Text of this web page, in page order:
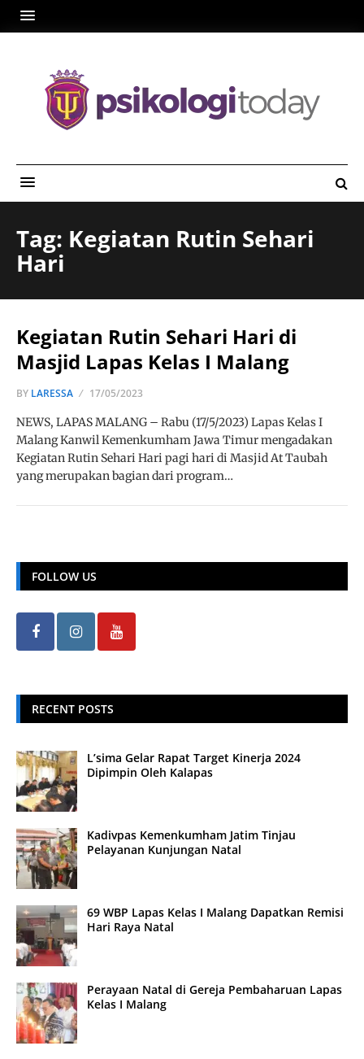
Tag: Kegiatan Rutin Sehari
Hari
Kegiatan Rutin Sehari Hari di
Masjid Lapas Kelas I Malang
BY LARESSA 17/05/2023
NEWS, LAPAS MALANG – Rabu (17/5/2023) Lapas Kelas I
Malang Kanwil Kemenkumham Jawa Timur mengadakan
Kegiatan Rutin Sehari Hari pagi hari di Masjid At Taubah
yang merupakan bagian dari program…
FOLLOW US
RECENT POSTS
L’sima Gelar Rapat Target Kinerja 2024
Dipimpin Oleh Kalapas
Kadivpas Kemenkumham Jatim Tinjau
Pelayanan Kunjungan Natal
69 WBP Lapas Kelas I Malang Dapatkan Remisi
Hari Raya Natal
Perayaan Natal di Gereja Pembaharuan Lapas
Kelas I Malang